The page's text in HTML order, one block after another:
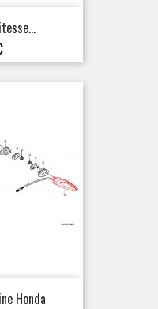
Honda